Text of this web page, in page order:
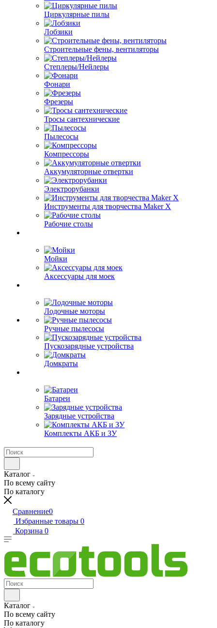
Циркулярные пилы
Лобзики
Строительные фены, вентиляторы
Степлеры/Нейлеры
Фонари
Фрезеры
Тросы сантехнические
Пылесосы
Компрессоры
Аккумуляторные отвертки
Электрорубанки
Инструменты для творчества Maker X
Рабочие столы
Мойки
Аксессуары для моек
Лодочные моторы
Ручные пылесосы
Пускозарядные устройства
Домкраты
Батареи
Зарядные устройства
Комплекты АКБ и ЗУ
Каталог
По всему сайту
По каталогу
Сравнение0
Избранные товары 0
Корзина 0
Каталог
По всему сайту
По каталогу